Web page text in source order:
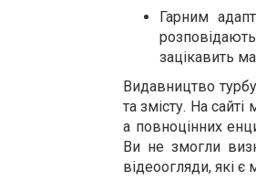
Гарним
зацікавить
Видавництво
та змісту. На
а повноцінних
Ви не змогли
відеоогляди, які